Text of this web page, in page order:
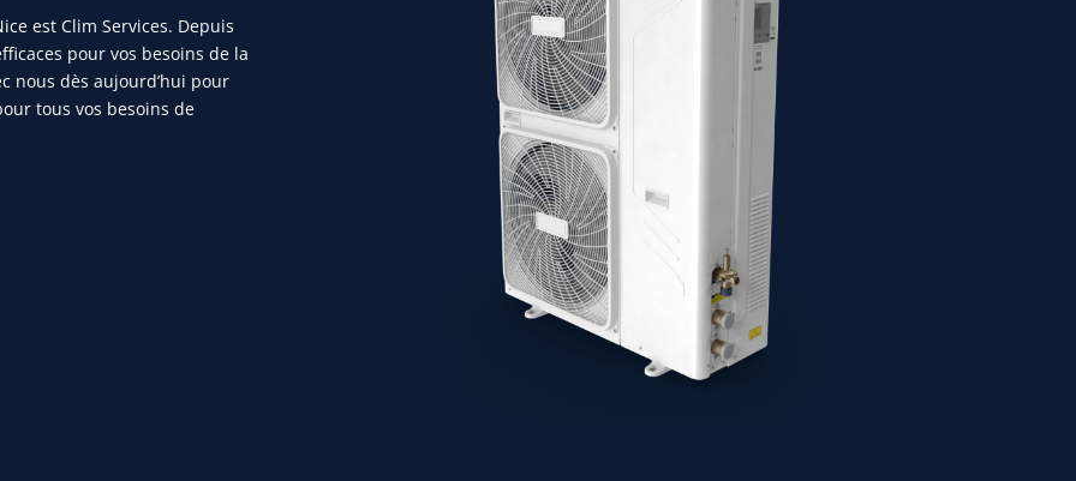
est Clim Services. Depuis
pour vos besoins de la
nous dès aujourd’hui pour
tous vos besoins de